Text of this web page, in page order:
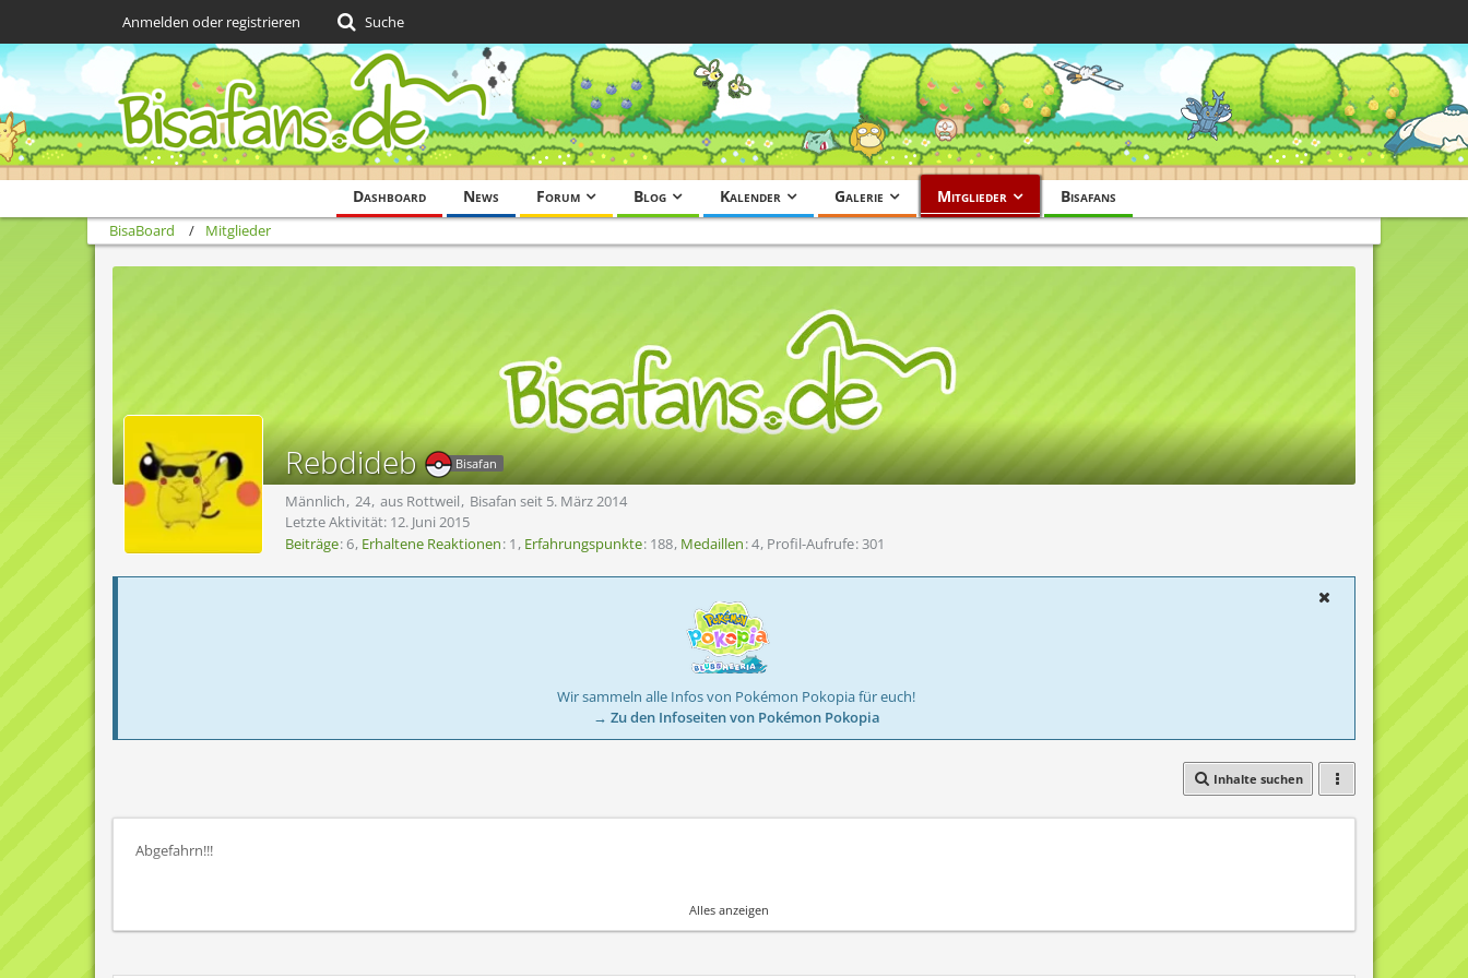
Dashboard News Forum Blog Kalender Galerie Mitglieder Bisafans
Anmelden oder registrieren Suche
BisaBoard Mitglieder
Rebdideb Bisafan
Männlich 24 aus Rottweil
Bisafan seit 5. März 2014
Letzte Aktivität: 12. Juni 2015
Beiträge 6 Erhaltene Reaktionen 1 Erfahrungspunkte 188 Medaillen 4 Profil-Aufrufe 301
Wir sammeln alle Infos von Pokémon Pokopia für euch!
→ Zu den Infoseiten von Pokémon Pokopia
Inhalte suchen
Abgefahrn!!!
Alles anzeigen